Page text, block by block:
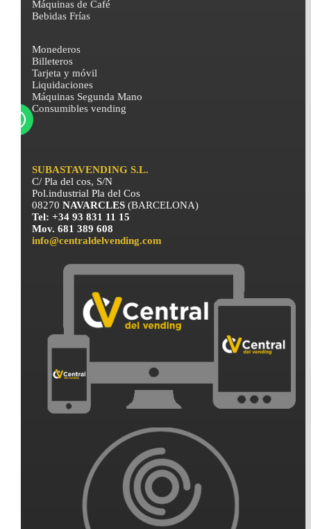
Máquinas de Café
Bebidas Frías
Monederos
Billeteros
Tarjeta y móvil
Liquidaciones
Máquinas Segunda Mano
Consumibles vending
SUBASTAVENDING S.L.
C/ Pla del cos, S/N
Pol.industrial Pla del Cos
08270NAVARCLES(BARCELONA)
Tel: +34 93 831 11 15
Mov. 681 389 608
info@centraldelvending.com